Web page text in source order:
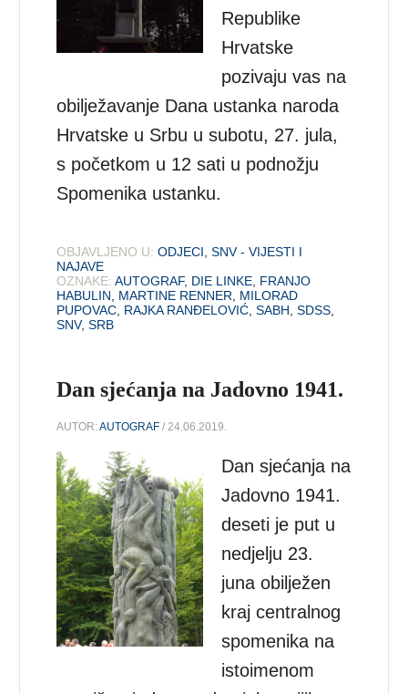
Republike
Hrvatske
pozivaju vas na
obilјežavanje Dana ustanka naroda
Hrvatske u Srbu u subotu, 27. jula,
s početkom u 12 sati u podnožju
Spomenika ustanku.
OBJAVLJENO U: ODJECI ,SNV - VIJESTI I
NAJAVE
OZNAKE: AUTOGRAF, DIE LINKE FRANJO
HABULIN
MARTINE RENNER
MILORAD
PUPOVAC RAJKA RANĐELOVIĆ ,SABH ,SDSS
SNV,SRB
Dan sjećanja na Jadovno 1941.
AUTOR:AUTOGRAF / 24.06.2019.
Dan sjećanja na
Jadovno 1941.
deseti je put u
nedjelju 23.
juna obilježen
kraj centralnog
spomenika na
istoimenom